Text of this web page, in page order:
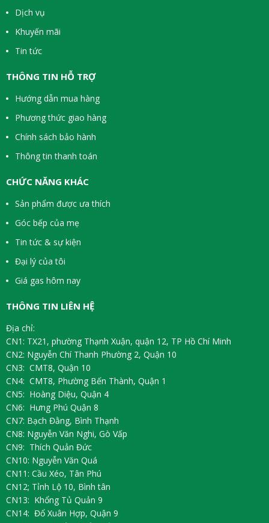
Dịch vụ
Khuyến mãi
Tin tức
THÔNG TIN HỖ TRỢ
Hướng dẫn mua hàng
Phương thức giao hàng
Chính sách bảo hành
Thông tin thanh toán
CHỨC NĂNG KHÁC
Sản phẩm được ưa thích
Góc bếp của mẹ
Tin tức & sự kiện
Đại lý của tôi
Giá gas hôm nay
THÔNG TIN LIÊN HỆ
Địa chỉ:
CN1: TX21, phường Thạnh Xuận, quận 12, TP Hồ Chí Minh
CN2: Nguyễn Chí Thanh Phường 2, Quận 10
CN3: CMT8, Quận 10
CN4: CMT8, Phường Bến Thành, Quận 1
CN5: Hoàng Diệu, Quận 4
CN6: Hưng Phú Quận 8
CN7: Bạch Đằng, Bình Thạnh
CN8: Nguyễn Văn Nghi, Gò Vấp
CN9: Thích Quản Đức
CN10: Nguyễn Văn Quá
CN11: Cầu Xéo, Tân Phú
CN12; Tỉnh Lộ 10, Bình tân
CN13: Khổng Tủ Quản 9
CN14: Đổ Xuân Hợp, Quận 9